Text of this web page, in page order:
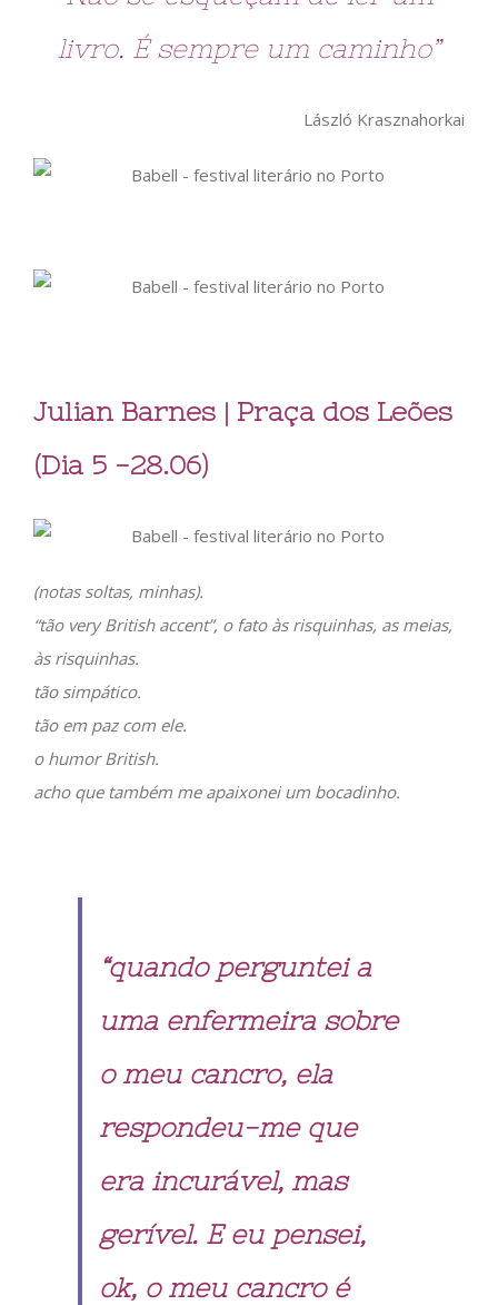
livro. É sempre um caminho”
László Krasznahorkai
Julian Barnes | Praça dos Leões
(Dia 5 -28.06)
(notas soltas, minhas).
“tão very British accent”, o fato às risquinhas, as meias,
às risquinhas.
tão simpático.
tão em paz com ele.
o humor British.
acho que também me apaixonei um bocadinho.
“quando perguntei a
uma enfermeira sobre
o meu cancro, ela
respondeu-me que
era incurável, mas
gerível. E eu pensei,
ok, o meu cancro é